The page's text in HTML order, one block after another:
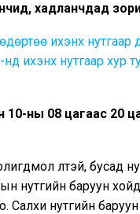
хадланчдад
ихэнх
нд ихэнх нутгаар хур
10-ны 08 цагаас 20
үүлтэй, бусад
нутгийн баруун
Салхи нутгийн